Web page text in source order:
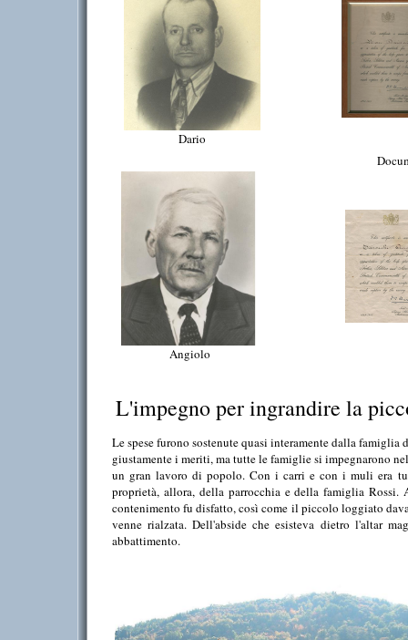
Dario
Documenti di ringraziamento
Angiolo
L'impegno per ingrandire la
Le spese furono sostenute quasi interamente dalla
giustamente i meriti, ma tutte le famiglie si impegnarono
un gran lavoro di popolo. Con i carri e con i muli era
proprietà, allora, della parrocchia e della famiglia
contenimento fu disfatto, così come il piccolo loggiato
venne rialzata. Dell'abside che esisteva dietro l'altar
abbattimento.